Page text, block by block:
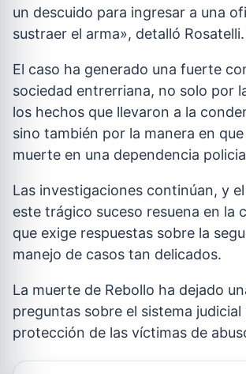
un descuido para ingresar a una
sustraer el arma», detalló Rosatelli.
El caso ha generado una fuerte
sociedad entrerriana, no solo por
los hechos que llevaron a la
sino también por la manera en
muerte en una dependencia
Las investigaciones continúan, y
este trágico suceso resuena en la
que exige respuestas sobre la
manejo de casos tan delicados.
La muerte de Rebollo ha dejado
preguntas sobre el sistema judicial
protección de las víctimas de